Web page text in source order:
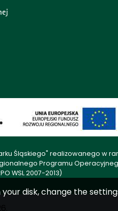
Śląskiego" realizowanego w
Programu
WSL 2007-2013)
disk, change the